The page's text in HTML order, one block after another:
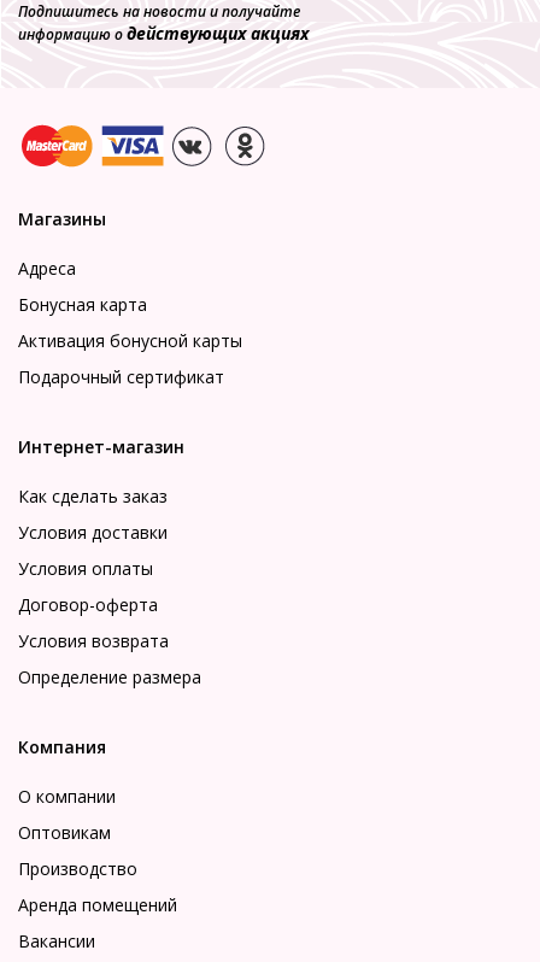
Подпишитесь на новости и получайте
информацию одействующих акциях
Магазины
Адреса
Бонусная карта
Активация бонусной карты
Подарочный сертификат
Интернет-магазин
Как сделать заказ
Условия доставки
Условия оплаты
Договор-оферта
Условия возврата
Определение размера
Компания
О компании
Оптовикам
Производство
Аренда помещений
Вакансии